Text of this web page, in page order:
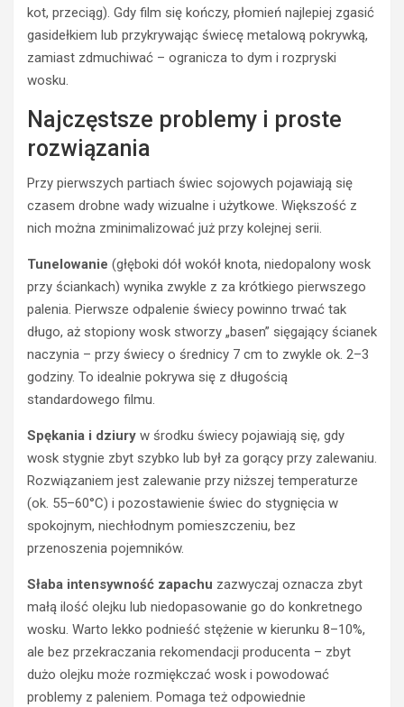
kot, przeciąg). Gdy film się kończy, płomień najlepiej zgasić
gasidełkiem lub przykrywając świecę metalową pokrywką,
zamiast zdmuchiwać – ogranicza to dym i rozpryski
wosku.
Najczęstsze problemy i proste
rozwiązania
Przy pierwszych partiach świec sojowych pojawiają się
czasem drobne wady wizualne i użytkowe. Większość z
nich można zminimalizować już przy kolejnej serii.
Tunelowanie (głęboki dół wokół knota, niedopalony wosk
przy ściankach) wynika zwykle z za krótkiego pierwszego
palenia. Pierwsze odpalenie świecy powinno trwać tak
długo, aż stopiony wosk stworzy „basen” sięgający ścianek
naczynia – przy świecy o średnicy 7 cm to zwykle ok. 2–3
godziny. To idealnie pokrywa się z długością
standardowego filmu.
Spękania i dziury w środku świecy pojawiają się, gdy
wosk stygnie zbyt szybko lub był za gorący przy zalewaniu.
Rozwiązaniem jest zalewanie przy niższej temperaturze
(ok. 55–60°C) i pozostawienie świec do stygnięcia w
spokojnym, niechłodnym pomieszczeniu, bez
przenoszenia pojemników.
Słaba intensywność zapachu zazwyczaj oznacza zbyt
małą ilość olejku lub niedopasowanie go do konkretnego
wosku. Warto lekko podnieść stężenie w kierunku 8–10%,
ale bez przekraczania rekomendacji producenta – zbyt
dużo olejku może rozmiękczać wosk i powodować
problemy z paleniem. Pomaga też odpowiednie
HISTORIA
KINA
KINEMATOGRAFIA
e
n
g
u